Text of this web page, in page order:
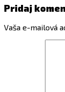
Pridaj
Vaša e-mailová